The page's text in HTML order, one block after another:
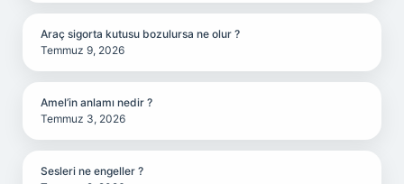
Araç sigorta kutusu bozulursa ne olur ?
Temmuz 9, 2026
Amel’in anlamı nedir ?
Temmuz 3, 2026
Sesleri ne engeller ?